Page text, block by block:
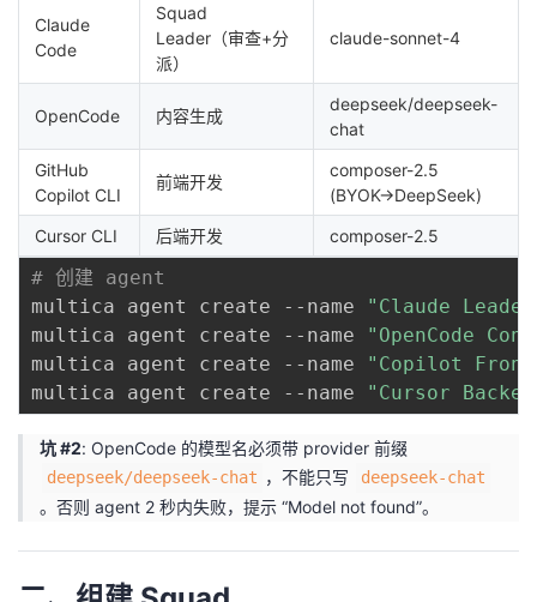
Claude
Code
Squad
Leader（审查+分
派）
claude-sonnet-4
OpenCode 内容生成
deepseek/deepseek-
chat
GitHub
Copilot CLI
前端开发
composer-2.5
(BYOK→DeepSeek)
Cursor CLI
后端开发 composer-2.5
# 创建 agent
multica agent create --name
"Claude
multica agent create --name
"OpenCode
multica agent create --name
"Copilot
multica agent create --name
"Cursor
坑 #2: OpenCode 的模型名必须带 provider 前缀
deepseek/deepseek-chat ，不能只写 deepseek-chat
。否则 agent 2 秒内失败，提示 “Model not found”。